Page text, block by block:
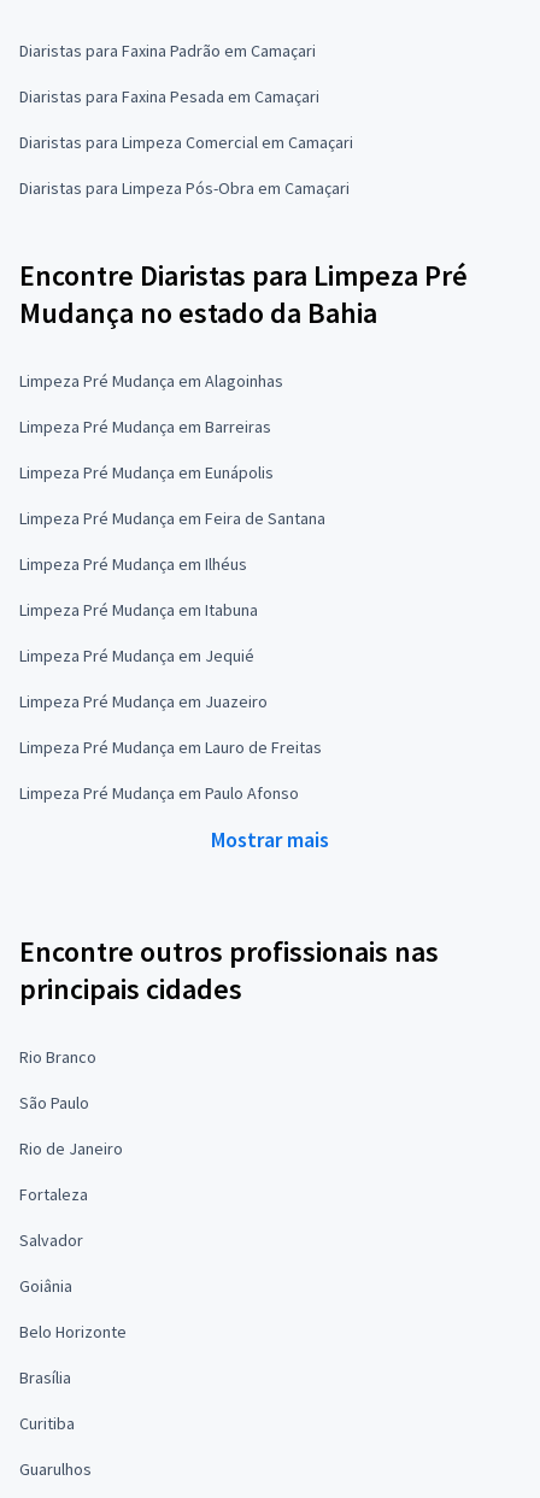
Diaristas para Faxina Padrão em Camaçari
Diaristas para Faxina Pesada em Camaçari
Diaristas para Limpeza Comercial em Camaçari
Diaristas para Limpeza Pós-Obra em Camaçari
Encontre Diaristas para Limpeza Pré
Mudança no estado da Bahia
Limpeza Pré Mudança em Alagoinhas
Limpeza Pré Mudança em Barreiras
Limpeza Pré Mudança em Eunápolis
Limpeza Pré Mudança em Feira de Santana
Limpeza Pré Mudança em Ilhéus
Limpeza Pré Mudança em Itabuna
Limpeza Pré Mudança em Jequié
Limpeza Pré Mudança em Juazeiro
Limpeza Pré Mudança em Lauro de Freitas
Limpeza Pré Mudança em Paulo Afonso
Mostrar mais
Encontre outros profissionais nas
principais cidades
Rio Branco
São Paulo
Rio de Janeiro
Fortaleza
Salvador
Goiânia
Belo Horizonte
Brasília
Curitiba
Guarulhos